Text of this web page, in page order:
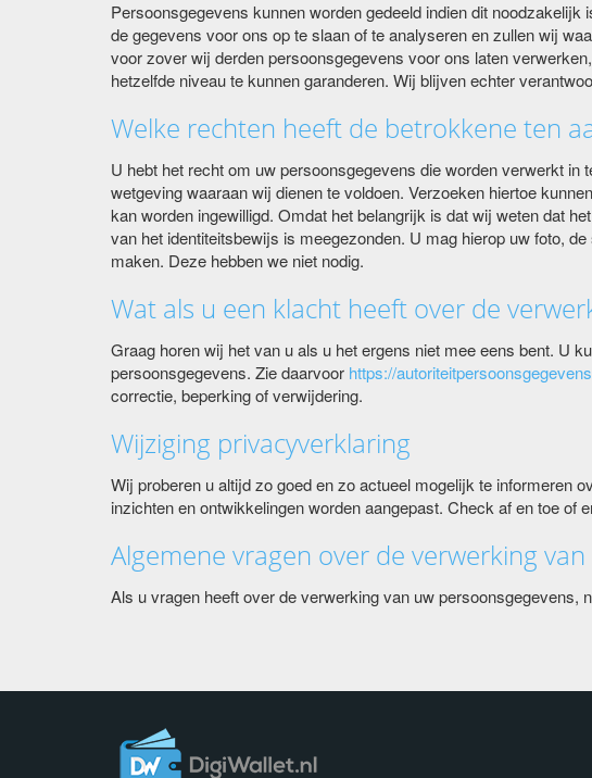
Persoonsgegevens kunnen worden gedeeld indien dit
de gegevens voor ons op te slaan of te analyseren en zullen wij
voor zover wij derden persoonsgegevens voor ons laten
hetzelfde niveau te kunnen garanderen. Wij blijven echter
Welke rechten heeft de betrokkene ten
U hebt het recht om uw persoonsgegevens die worden verwerkt
wetgeving waaraan wij dienen te voldoen. Verzoeken hiertoe
kan worden ingewilligd. Omdat het belangrijk is dat wij weten dat
van het identiteitsbewijs is meegezonden. U mag hierop uw foto,
maken. Deze hebben we niet nodig.
Wat als u een klacht heeft over de
Graag horen wij het van u als u het ergens niet mee eens bent. U
persoonsgegevens. Zie daarvoor https://
correctie, beperking of verwijdering.
Wijziging privacyverklaring
Wij proberen u altijd zo goed en zo actueel mogelijk te informeren
inzichten en ontwikkelingen worden aangepast. Check af en toe of
Algemene vragen over de verwerking
Als u vragen heeft over de verwerking van uw